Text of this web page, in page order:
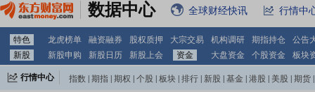
数据中心 全球财经快讯 行情中
特色 龙虎榜单 融资融券 股权质押 大宗交易 机构调研 期指持仓
公告
新股
新股申购 新股日历 新股上会 资金 大盘资金 个股资金 板块
行情中心 指数 期指 期权 个股 板块 排行 新股 基金 港股 美股 期货